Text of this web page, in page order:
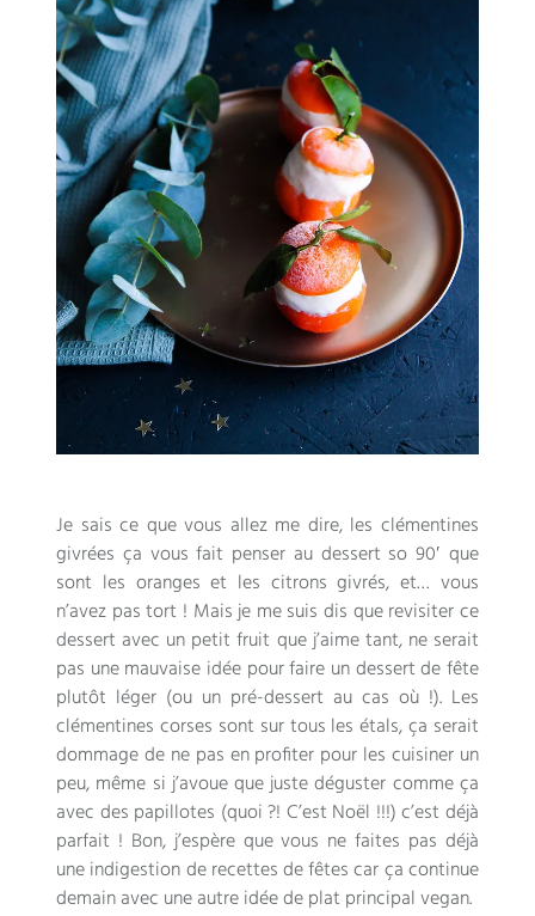
Je sais ce que vous allez me dire, les clémentines
givrées ça vous fait penser au dessert so 90′ que
sont les oranges et les citrons givrés, et… vous
n’avez pas tort ! Mais je me suis dis que revisiter ce
dessert avec un petit fruit que j’aime tant, ne serait
pas une mauvaise idée pour faire un dessert de fête
plutôt léger (ou un pré-dessert au cas où !). Les
clémentines corses sont sur tous les étals, ça serait
dommage de ne pas en profiter pour les cuisiner un
peu, même si j’avoue que juste déguster comme ça
avec des papillotes (quoi ?! C’est Noël !!!) c’est déjà
parfait ! Bon, j’espère que vous ne faites pas déjà
une indigestion de recettes de fêtes car ça continue
demain avec une autre idée de plat principal vegan.